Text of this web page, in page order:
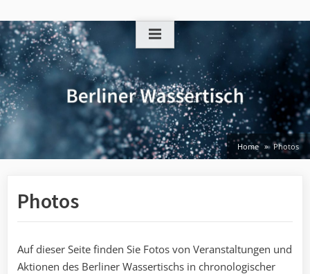
to
content
Home Photos
Photos
Auf dieser Seite finden Sie Fotos von Veranstaltungen und
Aktionen des Berliner Wassertischs in chronologischer